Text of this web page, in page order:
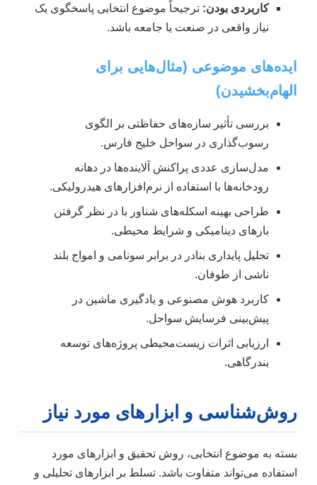
کاربردی بودن: ترجیحاً موضوع انتخابی پاسخگوی یک
نیاز واقعی در صنعت یا جامعه باشد.
ایده‌های موضوعی (مثال‌هایی برای
الهام‌بخشیدن)
بررسی تأثیر سازه‌های حفاظتی بر الگوی
رسوب‌گذاری در سواحل خلیج فارس.
مدل‌سازی عددی پراکنش آلاینده‌ها در دهانه
رودخانه‌ها با استفاده از نرم‌افزارهای هیدرولیکی.
طراحی بهینه اسکله‌های شناور با در نظر گرفتن
بارهای دینامیکی و شرایط محیطی.
تحلیل پایداری بنادر در برابر سونامی و امواج بلند
ناشی از طوفان.
کاربرد هوش مصنوعی و یادگیری ماشین در
پیش‌بینی فرسایش سواحل.
ارزیابی اثرات زیست‌محیطی پروژه‌های توسعه
بندرگاهی.
روش‌شناسی و ابزارهای مورد نیاز
بسته به موضوع انتخابی، روش تحقیق و ابزارهای مورد
استفاده می‌تواند متفاوت باشد. تسلط بر ابزارهای تحلیلی و